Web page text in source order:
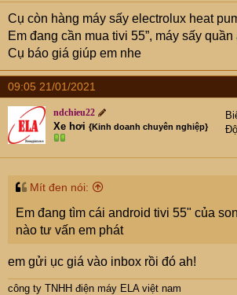
Cụ còn hàng máy sấy electrolux heat
Em đang cần mua tivi 55”, máy sấy
Cụ báo giá giúp em nhe
09:05 21/01/2021
ndchieu22
Xe hơi {Kinh doanh chuyên nghiệp}
Mít đen nói:
Em đang tìm cái android tivi 55" của
nào tư vấn em phát
em gửi ục giá vào inbox rồi đó ah!
công ty TNHH điện máy ELA việt nam